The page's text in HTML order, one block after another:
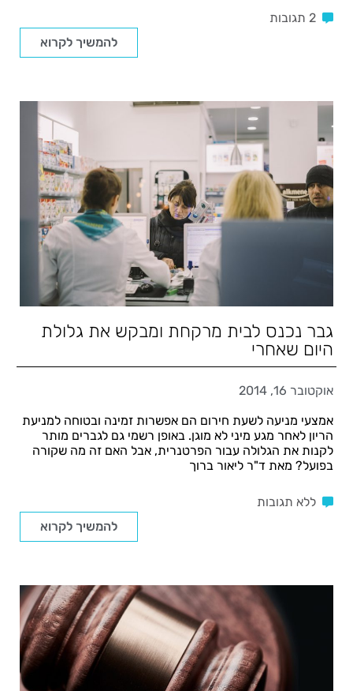
2 תגובות
להמשיך לקרוא
גבר נכנס לבית מרקחת ומבקש את גלולת
היום שאחרי
אוקטובר 16, 2014
אמצעי מניעה לשעת חירום הם אפשרות זמינה ובטוחה למניעת
הריון לאחר מגע מיני לא מוגן. באופן רשמי גם לגברים מותר
לקנות את הגלולה עבור הפרטנרית, אבל האם זה מה שקורה
בפועל? מאת ד"ר ליאור ברוך
ללא תגובות
להמשיך לקרוא